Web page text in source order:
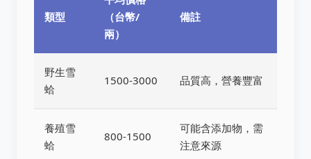
類型
（台幣/
兩）
備註
野生雪
蛤
1500-3000 品質高，營養豐富
養殖雪
蛤
800-1500
可能含添加物，需
注意來源